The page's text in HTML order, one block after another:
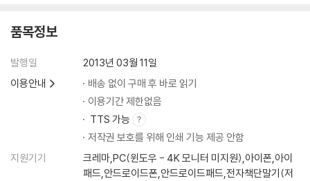
품목정보
발행일
2013년 03월 11일
이용안내
배송 없이 구매 후 바로 읽기
이용기간 제한없음
TTS 가능
저작권 보호를 위해 인쇄 기능 제공 안함
지원기기
크레마,PC(윈도우 - 4K 모니터 미지원),아이폰,아이
패드,안드로이드폰,안드로이드패드,전자책단말기(저